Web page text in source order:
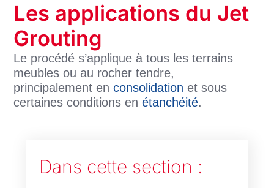
Les applications du Jet
Grouting
Le procédé s’applique à tous les terrains
meubles ou au rocher tendre,
principalement enconsolidation et sous
certaines conditions enétanchéité.
Dans cette section :